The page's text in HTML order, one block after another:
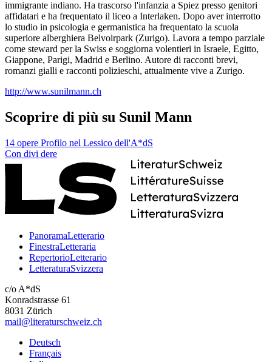
immigrante indiano. Ha trascorso l'infanzia a Spiez presso genitori
affidatari e ha frequentato il liceo a Interlaken. Dopo aver interrotto
lo studio in psicologia e germanistica ha frequentato la scuola
superiore alberghiera Belvoirpark (Zurigo). Lavora a tempo parziale
come steward per la Swiss e soggiorna volentieri in Israele, Egitto,
Giappone, Parigi, Madrid e Berlino. Autore di racconti brevi,
romanzi gialli e racconti polizieschi, attualmente vive a Zurigo.
http://www.sunilmann.ch
Scoprire di più su Sunil Mann
14 opere Profilo nel Lessico dell'A*dS
Con divi dere
PanoramaLetterario
FinestraLetteraria
RepertorioLetterario
LetteraturaSvizzera
c/o A*dS
Konradstrasse 61
8031 Zürich
mail@literaturschweiz.ch
Deutsch
Français